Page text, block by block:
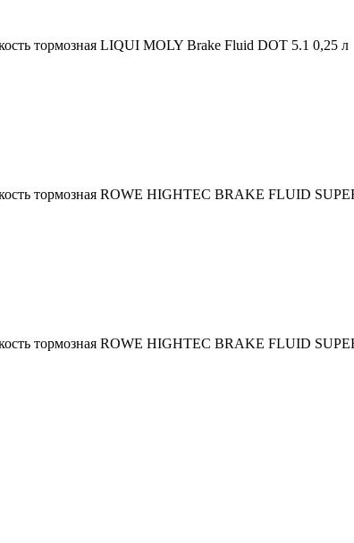
тормозная LIQUI MOLY Brake Fluid DOT 5.1 0,25 л
тормозная ROWE HIGHTEC BRAKE FLUID
тормозная ROWE HIGHTEC BRAKE FLUID